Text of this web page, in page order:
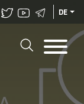
DE